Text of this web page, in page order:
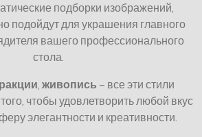
подборки изображений,
подойдут для украшения главного
вашего профессионального
стола.
, живопись – все эти стили
чтобы удовлетворить любой вкус
элегантности и креативности.